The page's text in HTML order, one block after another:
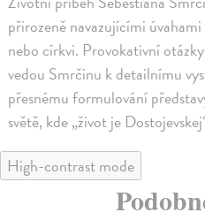
přirozeně navazujícími
nebo církvi. Provokativní
vedou Smrčinu k detailnímu
přesnému formulování
světě, kde „život je
High-contrast mode